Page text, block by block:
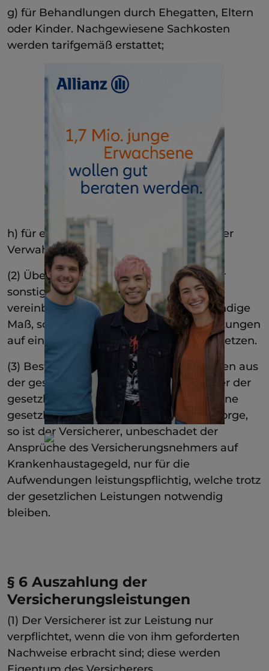
g) für Behandlungen durch Ehegatten, Eltern
oder Kinder. Nachgewiesene Sachkosten
werden tarifgemäß erstattet;
h) für eine durch Pflegebedürftigkeit oder
Verwahrung bedingte Unterbringung.
(2) Übersteigt eine Heilbehandlung oder
sonstige Maßnahme, für die Leistungen
vereinbart sind, das medizinisch notwendige
Maß, so kann der Versicherer seine Leistungen
auf einen angemessenen Betrag herabsetzen.
(3) Besteht auch Anspruch auf Leistungen aus
der gesetzlichen Unfallversicherung oder der
gesetzlichen Rentenversicherung, auf eine
gesetzliche Heilfürsorge oder Unfallfürsorge,
so ist der Versicherer, unbeschadet der
Ansprüche des Versicherungsnehmers auf
Krankenhaustagegeld, nur für die
Aufwendungen leistungspflichtig, welche trotz
der gesetzlichen Leistungen notwendig
bleiben.
§ 6 Auszahlung der
Versicherungsleistungen
(1) Der Versicherer ist zur Leistung nur
verpflichtet, wenn die von ihm geforderten
Nachweise erbracht sind; diese werden